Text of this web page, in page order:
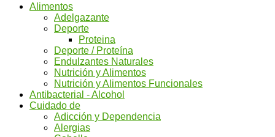
Alimentos
Adelgazante
Deporte
Proteina
Deporte / Proteína
Endulzantes Naturales
Nutrición y Alimentos
Nutrición y Alimentos Funcionales
Antibacterial - Alcohol
Cuidado de
Adicción y Dependencia
Alergias